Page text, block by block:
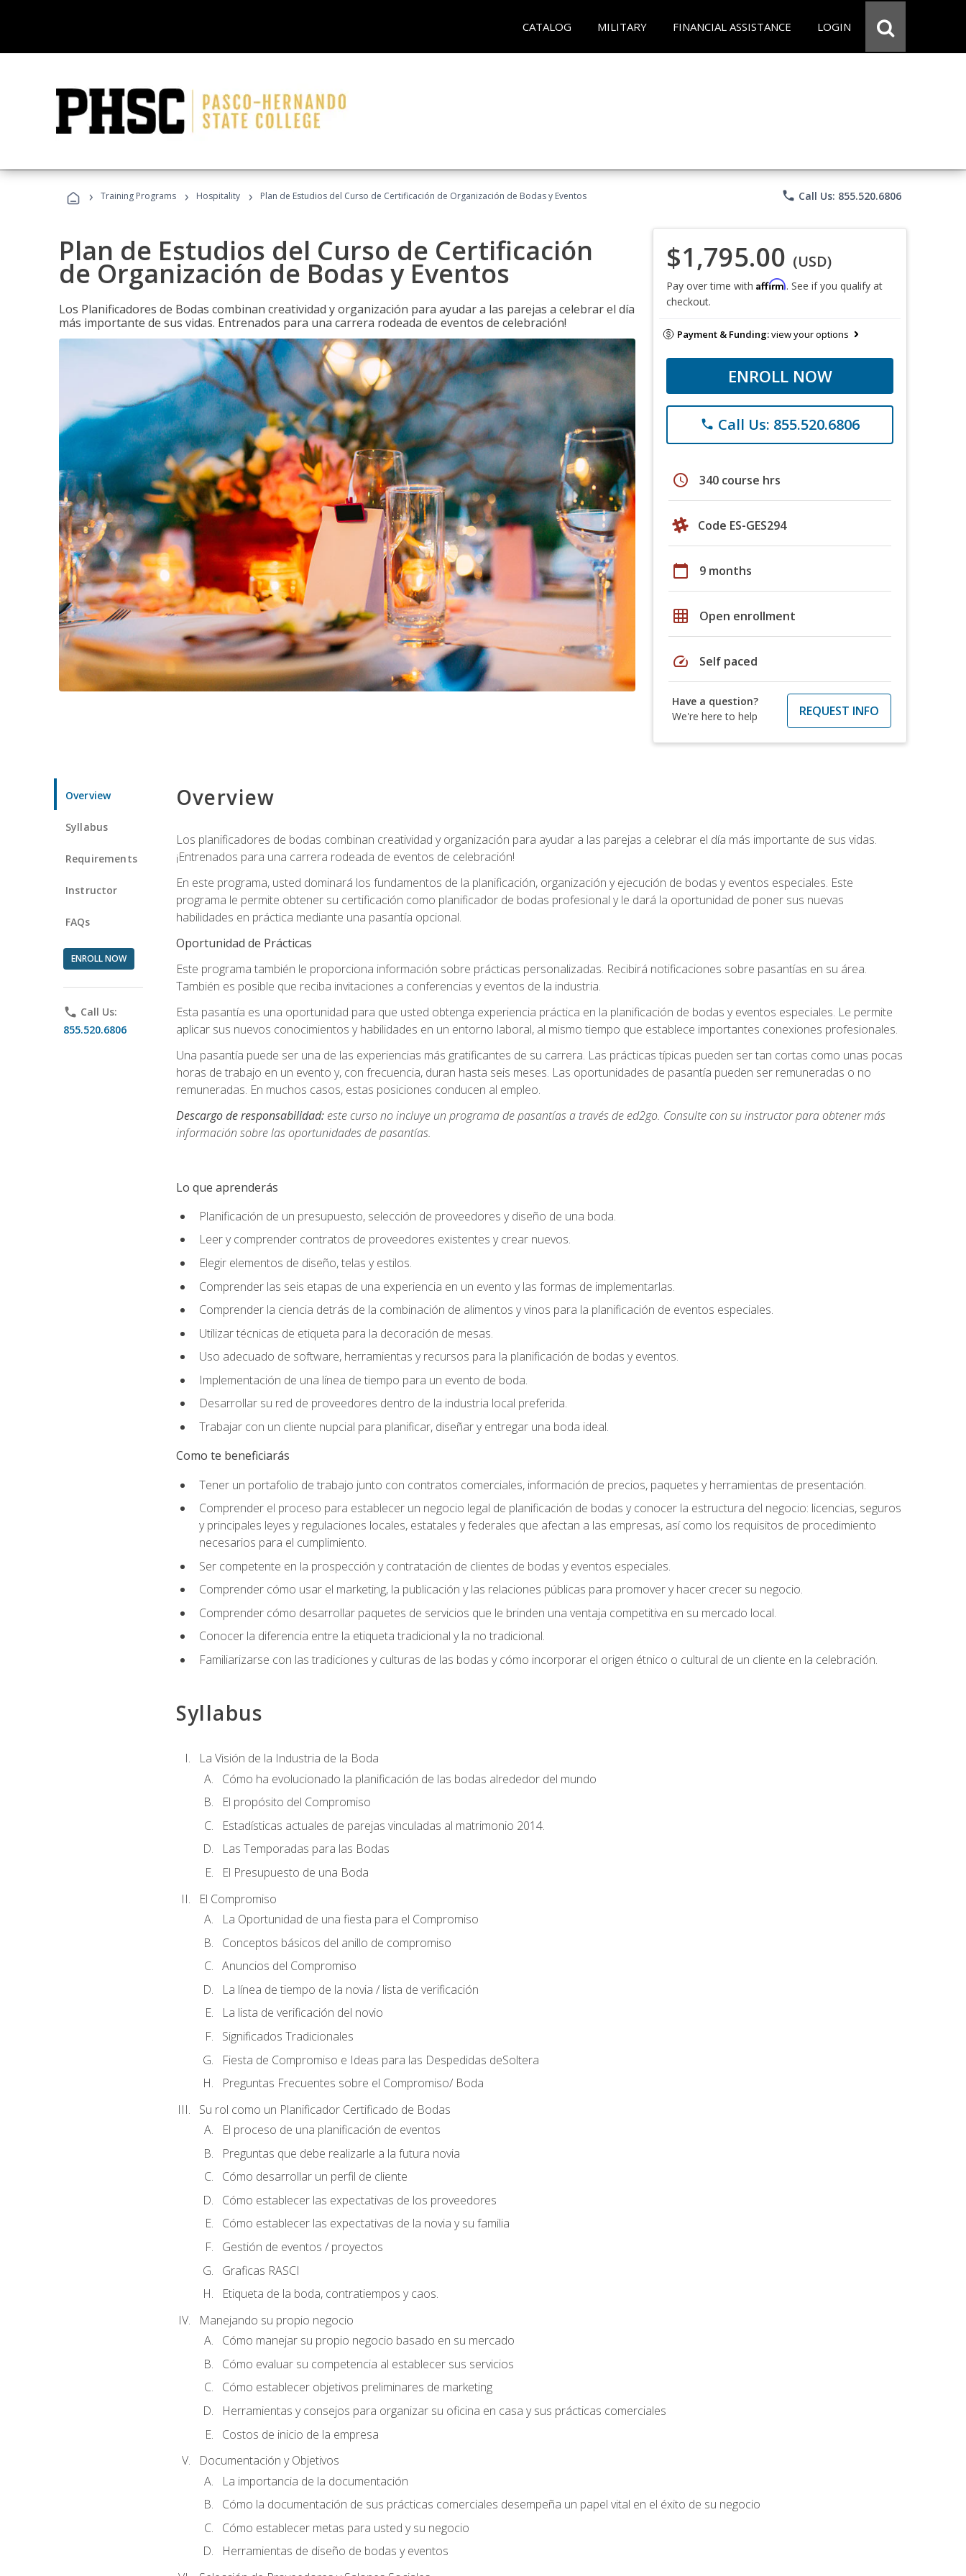
CATALOG MILITARY FINANCIAL ASSISTANCE LOGIN
› Training Programs › Hospitality › Plan de Estudios del Curso de Certificación de Organización de Bodas y Eventos phone Call Us: 855.520.6806
Plan de Estudios del Curso de Certificación
de Organización de Bodas y Eventos
Los Planificadores de Bodas combinan creatividad y organización para ayudar a las parejas a celebrar el día
más importante de sus vidas. Entrenados para una carrera rodeada de eventos de celebración!
$1,795.00 (USD)
Pay over time with Affirm. See if you qualify at
checkout.
Payment & Funding:view your options
ENROLL NOW
phone Call Us: 855.520.6806
schedule 340 course hrs
Code ES-GES294
calendar_today 9 months
grid_on Open enrollment
speed Self paced
Have a question?
We're here to help
REQUEST INFO
Overview
Syllabus
Requirements
Instructor
FAQs
ENROLL NOW
phone Call Us:
855.520.6806
Overview
Los planificadores de bodas combinan creatividad y organización para ayudar a las parejas a celebrar el día más importante de sus vidas.
¡Entrenados para una carrera rodeada de eventos de celebración!
En este programa, usted dominará los fundamentos de la planificación, organización y ejecución de bodas y eventos especiales. Este
programa le permite obtener su certificación como planificador de bodas profesional y le dará la oportunidad de poner sus nuevas
habilidades en práctica mediante una pasantía opcional.
Oportunidad de Prácticas
Este programa también le proporciona información sobre prácticas personalizadas. Recibirá notificaciones sobre pasantías en su área.
También es posible que reciba invitaciones a conferencias y eventos de la industria.
Esta pasantía es una oportunidad para que usted obtenga experiencia práctica en la planificación de bodas y eventos especiales. Le permite
aplicar sus nuevos conocimientos y habilidades en un entorno laboral, al mismo tiempo que establece importantes conexiones profesionales.
Una pasantía puede ser una de las experiencias más gratificantes de su carrera. Las prácticas típicas pueden ser tan cortas como unas pocas
horas de trabajo en un evento y, con frecuencia, duran hasta seis meses. Las oportunidades de pasantía pueden ser remuneradas o no
remuneradas. En muchos casos, estas posiciones conducen al empleo.
Descargo de responsabilidad:este curso no incluye un programa de pasantías a través de ed2go. Consulte con su instructor para obtener más
información sobre las oportunidades de pasantías.
Lo que aprenderás
Planificación de un presupuesto, selección de proveedores y diseño de una boda.
Leer y comprender contratos de proveedores existentes y crear nuevos.
Elegir elementos de diseño, telas y estilos.
Comprender las seis etapas de una experiencia en un evento y las formas de implementarlas.
Comprender la ciencia detrás de la combinación de alimentos y vinos para la planificación de eventos especiales.
Utilizar técnicas de etiqueta para la decoración de mesas.
Uso adecuado de software, herramientas y recursos para la planificación de bodas y eventos.
Implementación de una línea de tiempo para un evento de boda.
Desarrollar su red de proveedores dentro de la industria local preferida.
Trabajar con un cliente nupcial para planificar, diseñar y entregar una boda ideal.
Como te beneficiarás
Tener un portafolio de trabajo junto con contratos comerciales, información de precios, paquetes y herramientas de presentación.
Comprender el proceso para establecer un negocio legal de planificación de bodas y conocer la estructura del negocio: licencias, seguros
y principales leyes y regulaciones locales, estatales y federales que afectan a las empresas, así como los requisitos de procedimiento
necesarios para el cumplimiento.
Ser competente en la prospección y contratación de clientes de bodas y eventos especiales.
Comprender cómo usar el marketing, la publicación y las relaciones públicas para promover y hacer crecer su negocio.
Comprender cómo desarrollar paquetes de servicios que le brinden una ventaja competitiva en su mercado local.
Conocer la diferencia entre la etiqueta tradicional y la no tradicional.
Familiarizarse con las tradiciones y culturas de las bodas y cómo incorporar el origen étnico o cultural de un cliente en la celebración.
Syllabus
La Visión de la Industria de la Boda
Cómo ha evolucionado la planificación de las bodas alrededor del mundo
El propósito del Compromiso
Estadísticas actuales de parejas vinculadas al matrimonio 2014.
Las Temporadas para las Bodas
El Presupuesto de una Boda
El Compromiso
La Oportunidad de una fiesta para el Compromiso
Conceptos básicos del anillo de compromiso
Anuncios del Compromiso
La línea de tiempo de la novia / lista de verificación
La lista de verificación del novio
Significados Tradicionales
Fiesta de Compromiso e Ideas para las Despedidas deSoltera
Preguntas Frecuentes sobre el Compromiso/ Boda
Su rol como un Planificador Certificado de Bodas
El proceso de una planificación de eventos
Preguntas que debe realizarle a la futura novia
Cómo desarrollar un perfil de cliente
Cómo establecer las expectativas de los proveedores
Cómo establecer las expectativas de la novia y su familia
Gestión de eventos / proyectos
Graficas RASCI
Etiqueta de la boda, contratiempos y caos.
Manejando su propio negocio
Cómo manejar su propio negocio basado en su mercado
Cómo evaluar su competencia al establecer sus servicios
Cómo establecer objetivos preliminares de marketing
Herramientas y consejos para organizar su oficina en casa y sus prácticas comerciales
Costos de inicio de la empresa
Documentación y Objetivos
La importancia de la documentación
Cómo la documentación de sus prácticas comerciales desempeña un papel vital en el éxito de su negocio
Cómo establecer metas para usted y su negocio
Herramientas de diseño de bodas y eventos